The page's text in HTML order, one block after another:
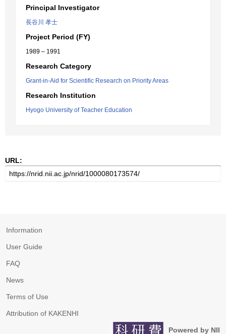
Principal Investigator
長谷川 孝士
Project Period (FY)
1989 – 1991
Research Category
Grant-in-Aid for Scientific Research on Priority Areas
Research Institution
Hyogo University of Teacher Education
URL:
Information
User Guide
FAQ
News
Terms of Use
Attribution of KAKENHI
Powered by NII